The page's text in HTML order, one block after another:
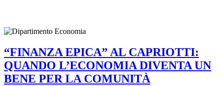
“FINANZA EPICA” AL CAPRIOTTI:
QUANDO L’ECONOMIA DIVENTA UN
BENE PER LA COMUNITÀ